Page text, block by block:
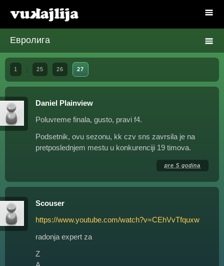
Евролига
1 25 26 27
Daniel Plainview
Poluvreme finala, gusto, pravi f4.
Podsetnik, ovu sezonu, kk czv sns zavrsila je na
pretposlednjem mestu u konkurenciji 19 timova.
pre 5 godina
Scouser
https://www.youtube.com/watch?v=CEhVvTfquxw
radonja expert za
Z